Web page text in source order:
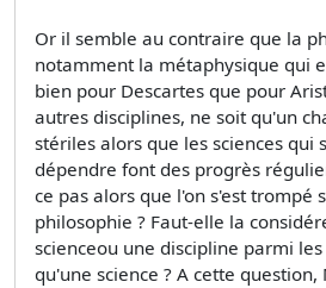
Or il semble au contraire que la
notamment la métaphysique qui
bien pour Descartes que pour
autres disciplines, ne soit qu'un
stériles alors que les sciences qui
dépendre font des progrès
ce pas alors que l'on s'est trompé
philosophie ? Faut-elle la
scienceou une discipline parmi
qu'une science ? A cette question,